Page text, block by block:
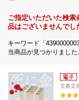
ご指定いただいた検
品はございませんでし
キーワード「
当商品が見つかりました
文春文